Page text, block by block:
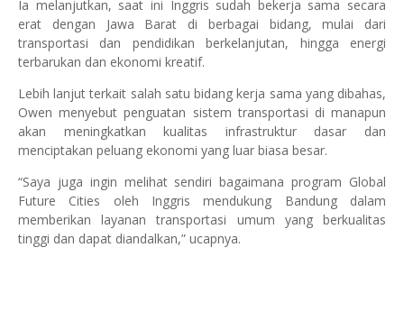
Ia melanjutkan, saat ini Inggris sudah bekerja sama secara
erat dengan Jawa Barat di berbagai bidang, mulai dari
transportasi dan pendidikan berkelanjutan, hingga energi
terbarukan dan ekonomi kreatif.
Lebih lanjut terkait salah satu bidang kerja sama yang dibahas,
Owen menyebut penguatan sistem transportasi di manapun
akan meningkatkan kualitas infrastruktur dasar dan
menciptakan peluang ekonomi yang luar biasa besar.
“Saya juga ingin melihat sendiri bagaimana program Global
Future Cities oleh Inggris mendukung Bandung dalam
memberikan layanan transportasi umum yang berkualitas
tinggi dan dapat diandalkan,” ucapnya.